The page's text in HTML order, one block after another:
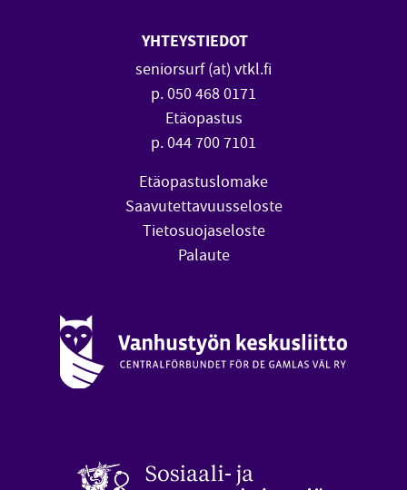
YHTEYSTIEDOT
seniorsurf (at) vtkl.fi
p. 050 468 0171
Etäopastus
p. 044 700 7101
Etäopastuslomake
Saavutettavuusseloste
Tietosuojaseloste
Palaute